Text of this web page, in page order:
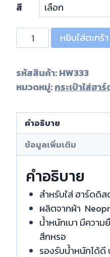
สี
หยิบใส่ตะกร้า
รหัสสินค้า:HW333
หมวดหมู่:กระเป๋าใส่ฮา
คำอธิบาย
ข้อมูลเพิ่มเติม
คำอธิบาย
สำหรับใส่ ฮาร์ดดิ
ผลิตจากผ้า
น้ำหนักเบา มีควา
สึกหรอ
รองรับน้ำหนักได้